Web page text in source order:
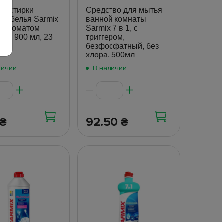
стирки
белья Sarmix
ароматом
900 мл, 23
₴
Средство для мытья
ванной комнаты
Sarmix 7 в 1, с
триггером,
безфосфатный, без
хлора, 500мл
В наличии
92.50₴